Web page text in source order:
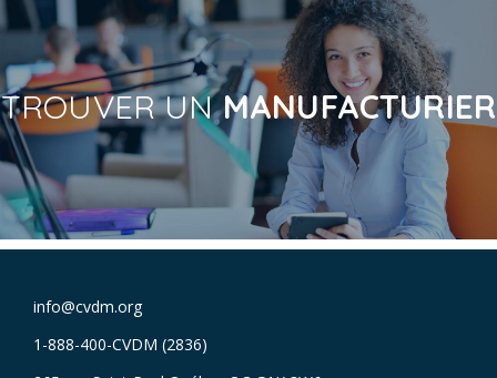
TROUVER UNMANUFACTURIER
info@cvdm.org
1-888-400-CVDM (2836)